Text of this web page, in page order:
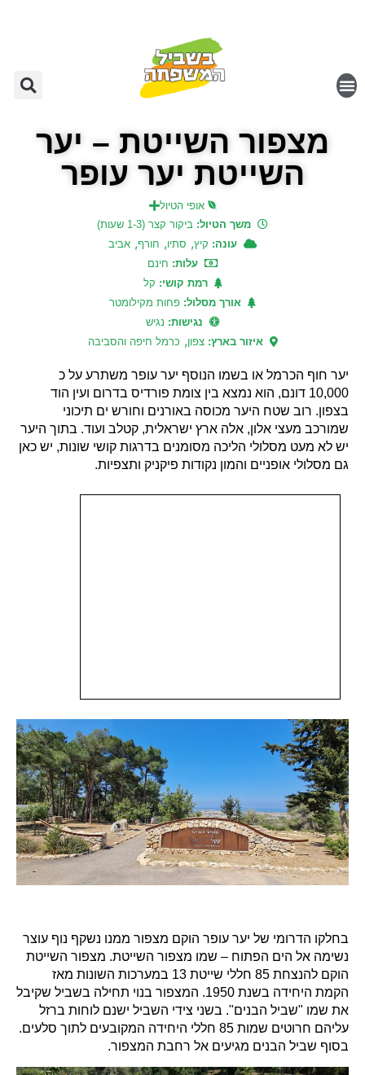
מצפור השייטת – יער
השייטת יער עופר
אופי הטיול
משך הטיול: ביקור קצר (1-3 שעות)
עונה: קיץ, סתיו, חורף, אביב
עלות: חינם
רמת קושי: קל
אורך מסלול: פחות מקילומטר
נגישות: נגיש
איזור בארץ:צפון, כרמל חיפה והסביבה
יער חוף הכרמל או בשמו הנוסף יער עופר משתרע על כ
10,000 דונם, הוא נמצא בין צומת פורדיס בדרום ועין הוד
בצפון. רוב שטח היער מכוסה באורנים וחורש ים תיכוני
שמורכב מעצי אלון, אלה ארץ ישראלית, קטלב ועוד. בתוך היער
יש לא מעט מסלולי הליכה מסומנים בדרגות קושי שונות, יש כאן
גם מסלולי אופניים והמון נקודות פיקניק ותצפיות.
בחלקו הדרומי של יער עופר הוקם מצפור ממנו נשקף נוף עוצר
נשימה אל הים הפתוח – שמו מצפור השייטת. מצפור השייטת
הוקם להנצחת 85 חללי שייטת 13 במערכות השונות מאז
הקמת היחידה בשנת 1950. המצפור בנוי תחילה בשביל שקיבל
את שמו "שביל הבנים". בשני צידי השביל ישנם לוחות ברזל
עליהם חרוטים שמות 85 חללי היחידה המקובעים לתוך סלעים.
בסוף שביל הבנים מגיעים אל רחבת המצפור.